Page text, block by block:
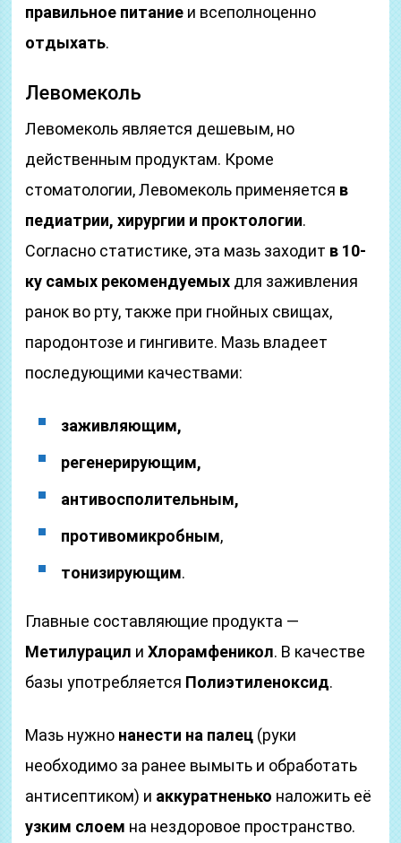
правильное питание и всеполноценно
отдыхать.
Левомеколь
Левомеколь является дешевым, но
действенным продуктам. Кроме
стоматологии, Левомеколь применяется в
педиатрии, хирургии и проктологии.
Согласно статистике, эта мазь заходит в 10-
ку самых рекомендуемых для заживления
ранок во рту, также при гнойных свищах,
пародонтозе и гингивите. Мазь владеет
последующими качествами:
заживляющим,
регенерирующим,
антивосполительным,
противомикробным,
тонизирующим.
Главные составляющие продукта —
Метилурацил иХлорамфеникол. В качестве
базы употребляется Полиэтиленоксид.
Мазь нужно нанести на палец (руки
необходимо за ранее вымыть и обработать
антисептиком) и аккуратненько наложить её
узким слоем на нездоровое пространство.